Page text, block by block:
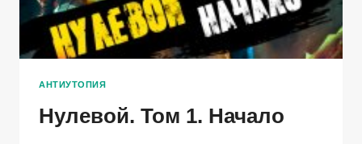
АНТИУТОПИЯ
Нулевой. Том 1. Начало